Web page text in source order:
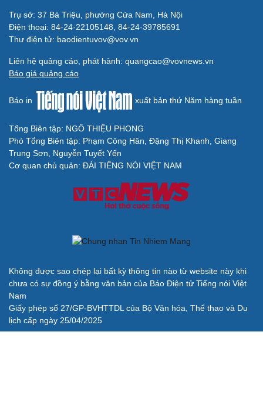
Cải chính
Trụ sở: 37 Bà Triệu, phường Cửa Nam, Hà Nội
Điện thoại: 84-24-22105148, 84-24-39785691
Thư điện tử: baodientuvov@vov.vn
Liên hệ quảng cáo, phát hành: quangcao@vovnews.vn
Báo giá quảng cáo
Báo in xuất bản thứ Năm hàng tuần
Tổng Biên tập: NGÔ THIỆU PHONG
Phó Tổng Biên tập: Phạm Công Hân, Đặng Thị Khanh, Giang
Trung Sơn, Nguyễn Tuyết Yến
Cơ quan chủ quản: ĐÀI TIẾNG NÓI VIỆT NAM
Không được sao chép lại bất kỳ thông tin nào từ website này khi
chưa có sự đồng ý bằng văn bản của Báo Điện tử Tiếng nói Việt
Nam
Giấy phép số 27/GP-BVHTTDL của Bộ Văn hóa, Thể thao và Du
lịch cấp ngày 25/04/2025